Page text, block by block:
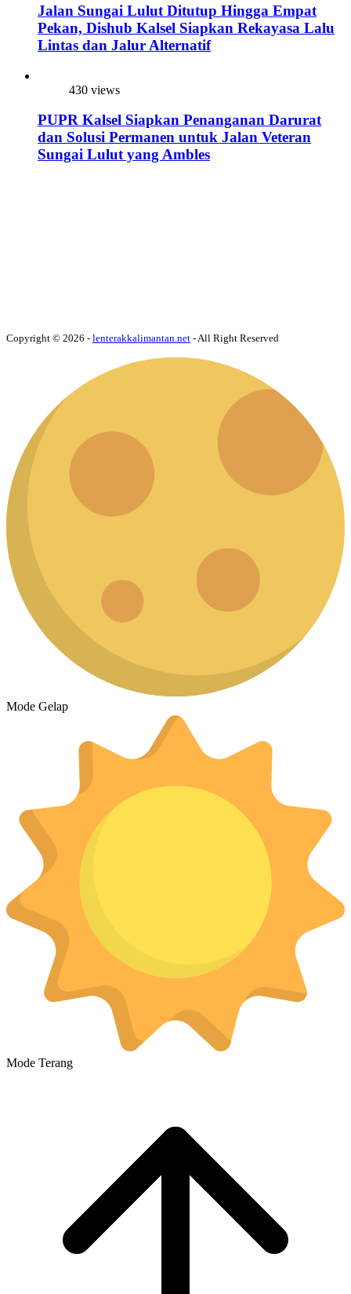
Jalan Sungai Lulut Ditutup Hingga Empat
Pekan, Dishub Kalsel Siapkan Rekayasa Lalu
Lintas dan Jalur Alternatif
430 views
PUPR Kalsel Siapkan Penanganan Darurat
dan Solusi Permanen untuk Jalan Veteran
Sungai Lulut yang Ambles
Copyright © 2026 - lenterakkalimantan.net - All Right Reserved
Mode Gelap
Mode Terang